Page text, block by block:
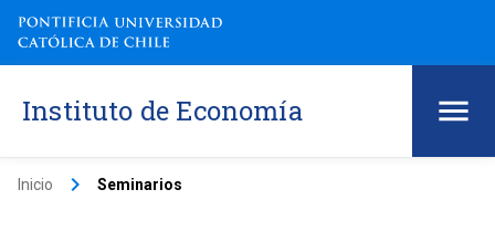
Instituto de Economía
Inicio keyboard_arrow_right Seminarios